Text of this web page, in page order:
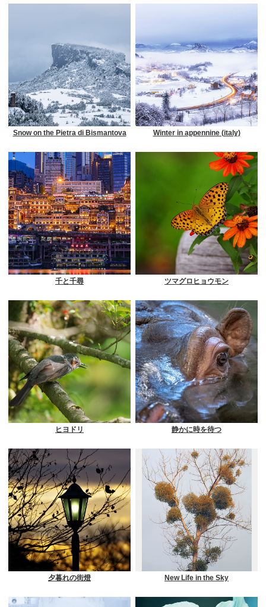
Snow on the Pietra di Bismantova Winter in appennine (italy)
千と千尋 ツマグロヒョウモン
ヒヨドリ 静かに時を待つ
夕暮れの街燈 New Life in the Sky